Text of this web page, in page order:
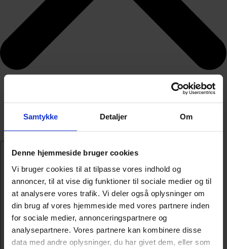
Samtykke Detaljer Om
Denne hjemmeside bruger cookies
Vi bruger cookies til at tilpasse vores indhold og
annoncer, til at vise dig funktioner til sociale medier og til
at analysere vores trafik. Vi deler også oplysninger om
din brug af vores hjemmeside med vores partnere inden
for sociale medier, annonceringspartnere og
analysepartnere. Vores partnere kan kombinere disse
data med andre oplysninger, du har givet dem, eller som